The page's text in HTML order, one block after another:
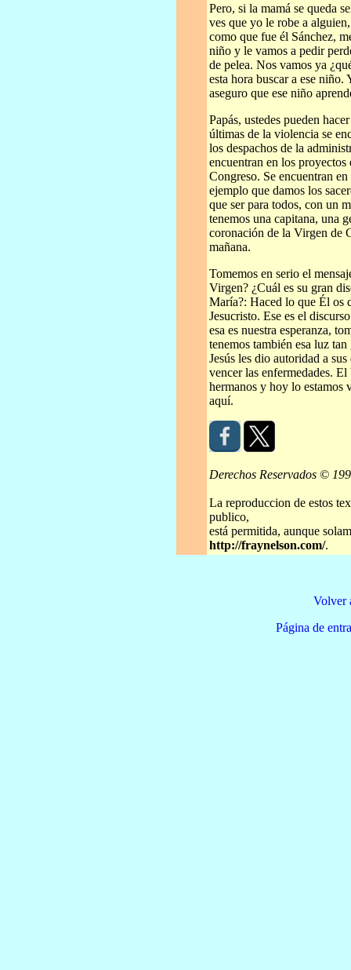
Pero, si la mamá se queda
ves que yo le robe a
como que fue él Sánchez,
niño y le vamos a pedir
de pelea. Nos vamos ya
esta hora buscar a ese
aseguro que ese niño
Papás, ustedes pueden
últimas de la violencia se
los despachos de la
encuentran en los
Congreso. Se encuentran
ejemplo que damos los
que ser para todos, con un
tenemos una capitana, una
coronación de la Virgen de
mañana.
Tomemos en serio el
Virgen? ¿Cuál es su gran
María?: Haced lo que Él os
Jesucristo. Ese es el
esa es nuestra esperanza,
tenemos también esa luz
Jesús les dio autoridad a
vencer las enfermedades.
hermanos y hoy lo estamos
aquí.
Derechos Reservados ©
La reproduccion de estos
publico,
está permitida, aunque
http://fraynelson.com/.
Volver
Página de